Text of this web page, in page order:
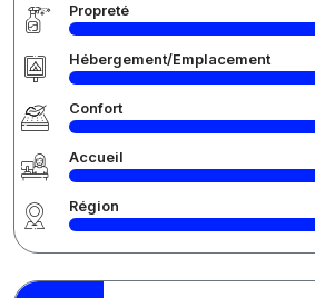
Propreté
Hébergement/Emplacement
Confort
Accueil
Région